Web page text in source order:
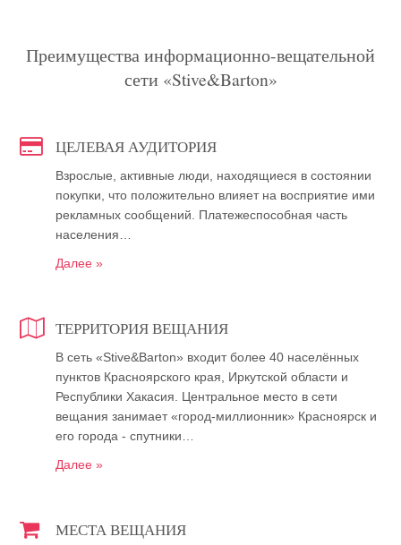
Преимущества информационно-вещательной
сети «Stive&Barton»
ЦЕЛЕВАЯ АУДИТОРИЯ
Взрослые, активные люди, находящиеся в состоянии
покупки, что положительно влияет на восприятие ими
рекламных сообщений. Платежеспособная часть
населения…
Далее »
ТЕРРИТОРИЯ ВЕЩАНИЯ
В сеть «Stive&Barton» входит более 40 населённых
пунктов Красноярского края, Иркутской области и
Республики Хакасия. Центральное место в сети
вещания занимает «город-миллионник» Красноярск и
его города - спутники…
Далее »
МЕСТА ВЕЩАНИЯ